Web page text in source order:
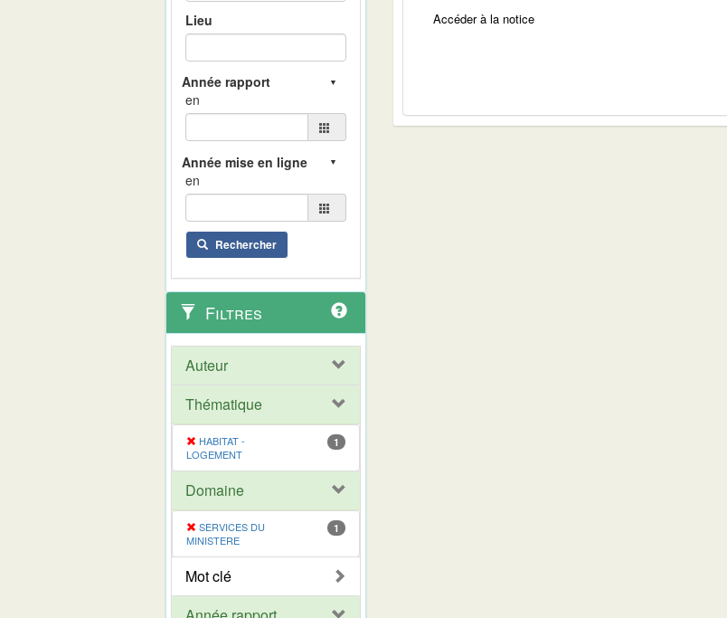
Lieu
en
en
Rechercher
Filtres
Auteur
Thématique
HABITAT -
LOGEMENT
1
Domaine
SERVICES DU
MINISTERE
1
Mot clé
Accéder à la notice